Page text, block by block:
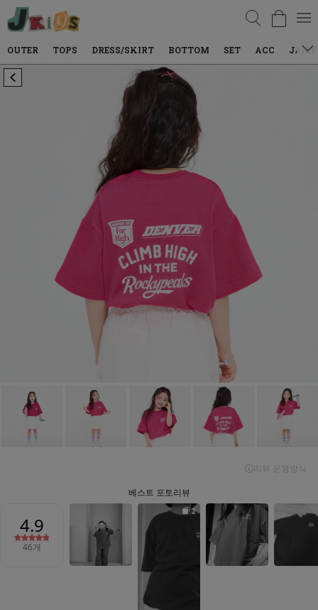
검색
TOPS DRESS/SKIRT BOTTOM SET ACC JAILY WEAR